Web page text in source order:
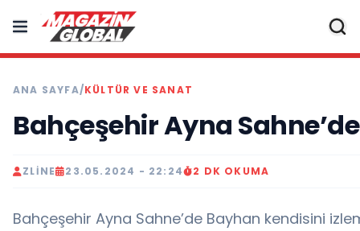
ANA SAYFA/KÜLTÜR VE SANAT
Bahçeşehir Ayna
ZLINE 23.05.2024 - 22:24 2 DK OKUMA
Bahçeşehir Ayna Sahne’de Bayhan kendisini